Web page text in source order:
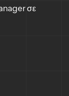
σε